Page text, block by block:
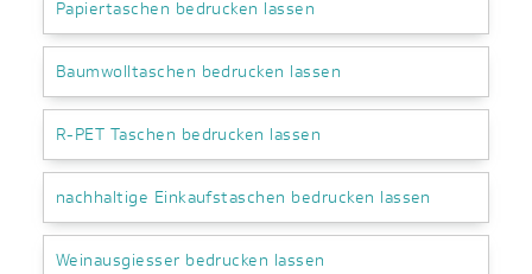
Papiertaschen bedrucken lassen
Baumwolltaschen bedrucken lassen
R-PET Taschen bedrucken lassen
nachhaltige Einkaufstaschen bedrucken lassen
Weinausgiesser bedrucken lassen